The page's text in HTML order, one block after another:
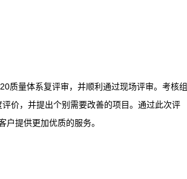
质量体系复评审，并顺利通过现场评审。考核组
价，并提出个别需要改善的项目。通过此次评
提供更加优质的服务。